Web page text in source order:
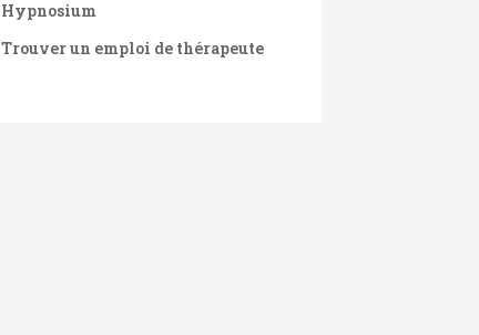
Hypnosium
Trouver un emploi de thérapeute